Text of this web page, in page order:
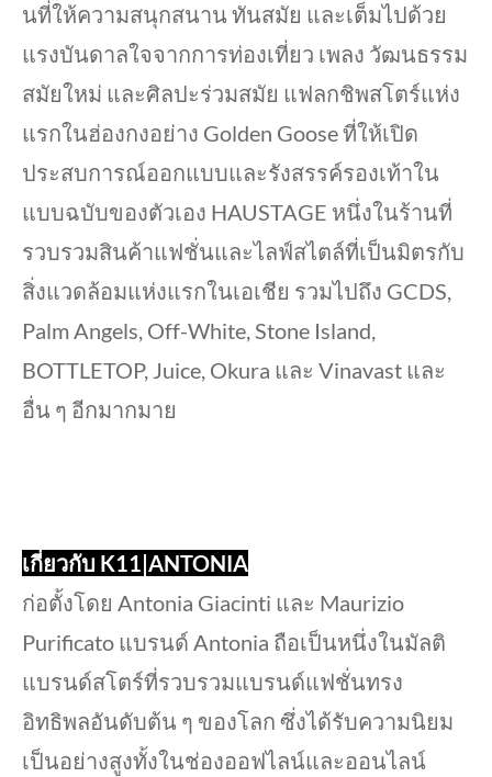
นที่ให้ความสนุกสนาน ทันสมัย และเต็มไปด้วย
แรงบันดาลใจจากการท่องเที่ยว เพลง วัฒนธรรม
สมัยใหม่ และศิลปะร่วมสมัย แฟลกชิพสโตร์แห่ง
แรกในฮ่องกงอย่าง Golden Goose ที่ให้เปิด
ประสบการณ์ออกแบบและรังสรรค์รองเท้าใน
แบบฉบับของตัวเอง HAUSTAGE หนึ่งในร้านที่
รวบรวมสินค้าแฟชั่นและไลฟ์สไตล์ที่เป็นมิตรกับ
สิ่งแวดล้อมแห่งแรกในเอเชีย รวมไปถึง GCDS,
Palm Angels, Off-White, Stone Island,
BOTTLETOP, Juice, Okura และ Vinavast และ
อื่น ๆ อีกมากมาย
เกี่ยวกับ K11|ANTONIA
ก่อตั้งโดย Antonia Giacinti และ Maurizio
Purificato แบรนด์ Antonia ถือเป็นหนึ่งในมัลติ
แบรนด์สโตร์ที่รวบรวมแบรนด์แฟชั่นทรง
อิทธิพลอันดับต้น ๆ ของโลก ซึ่งได้รับความนิยม
เป็นอย่างสูงทั้งในช่องออฟไลน์และออนไลน์